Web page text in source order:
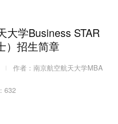
大学Business STAR
）招生简章
作者：南京航空航天大学MBA
632